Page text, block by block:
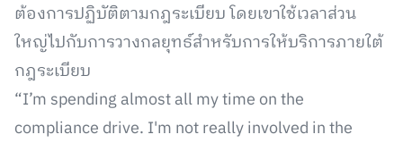
ต้องการปฏิบัติตามกฎระเบียบ โดยเขาใช้เวลาส่วน
ใหญ่ไปกับการวางกลยุทธ์สำหรับการให้บริการภายใต้
กฎระเบียบ
“I’m spending almost all my time on the
compliance drive. I'm not really involved in the